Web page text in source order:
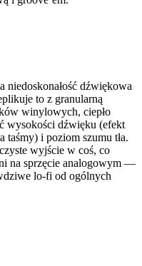
niedoskonałość dźwiękowa
to z granularną
winylowych, ciepło
wysokości dźwięku (efekt
i poziom szumu tła.
wyjście w coś, co
na sprzęcie analogowym —
lo-fi od ogólnych